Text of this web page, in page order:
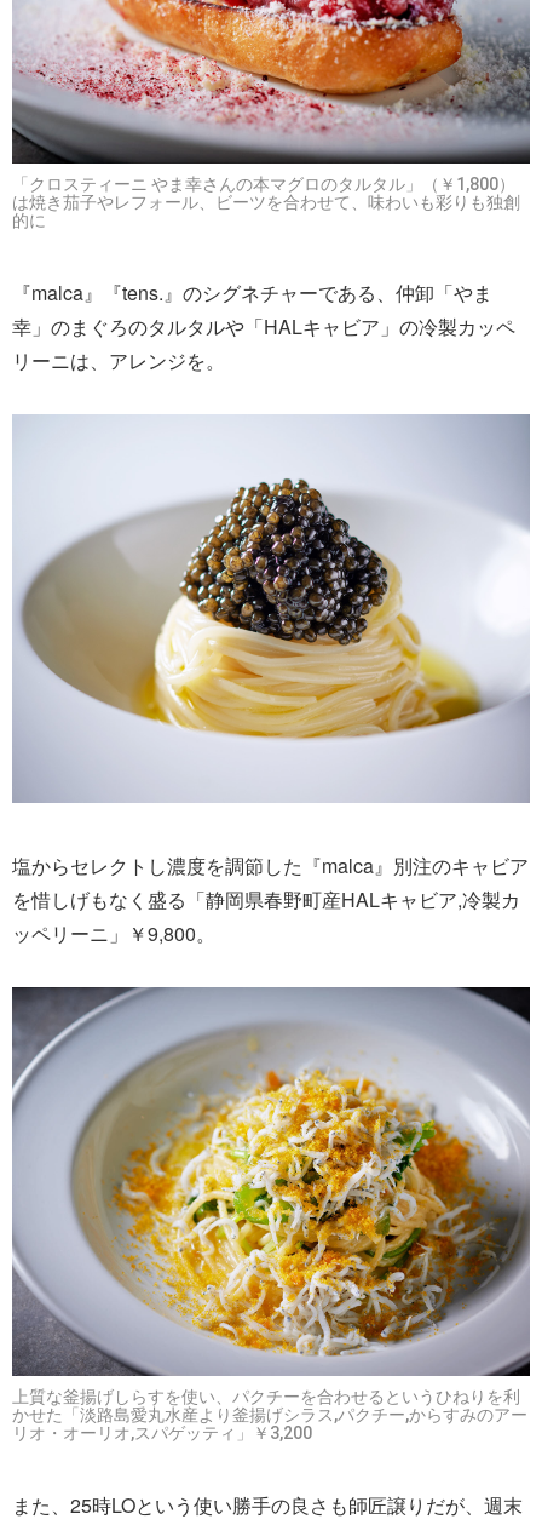
「クロスティーニ やま幸さんの本マグロのタルタル」（￥1,800）
は焼き茄子やレフォール、ビーツを合わせて、味わいも彩りも独創
的に
『malca』『tens.』のシグネチャーである、仲卸「やま
幸」のまぐろのタルタルや「HALキャビア」の冷製カッペ
リーニは、アレンジを。
塩からセレクトし濃度を調節した『malca』別注のキャビア
を惜しげもなく盛る「静岡県春野町産HALキャビア,冷製カ
ッペリーニ」￥9,800。
上質な釜揚げしらすを使い、パクチーを合わせるというひねりを利
かせた「淡路島愛丸水産より釜揚げシラス,パクチー,からすみのアー
リオ・オーリオ,スパゲッティ」￥3,200
また、25時LOという使い勝手の良さも師匠譲りだが、週末